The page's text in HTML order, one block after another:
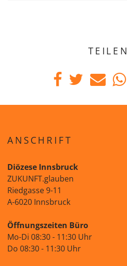
TEILEN
ANSCHRIFT
Diözese Innsbruck
ZUKUNFT.glauben
Riedgasse 9-11
A-6020 Innsbruck
Öffnungszeiten Büro
Mo-Di 08:30 - 11:30 Uhr
Do 08:30 - 11:30 Uhr